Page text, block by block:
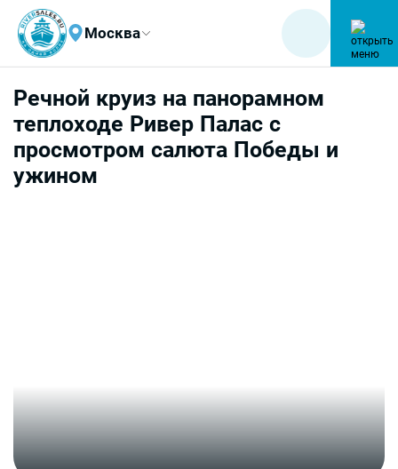
Москва
Речной круиз на панорамном
теплоходе Ривер Палас с
просмотром салюта Победы и
ужином